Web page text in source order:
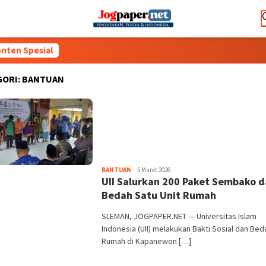
Spesial
BANTUAN
BANTUAN Heri
Purwata
5 Maret 2026
UII Salurkan 200 Paket Sembako
Bedah Satu Unit Rumah
SLEMAN, JOGPAPER.NET — Universitas Islam
Indonesia (UII) melakukan Bakti Sosial dan
Rumah di Kapanewon […]